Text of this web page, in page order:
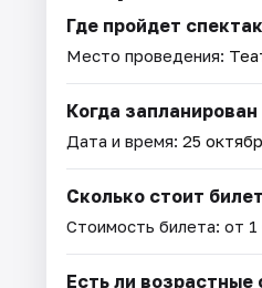
Где пройдет
Место проведения:
Когда
Дата и время: 25
Сколько стоит
Стоимость билета: от
Есть ли возрастные